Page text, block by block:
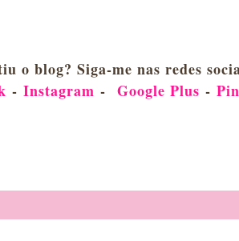
o blog? Siga-me nas redes
- Instagram - Google Plus -